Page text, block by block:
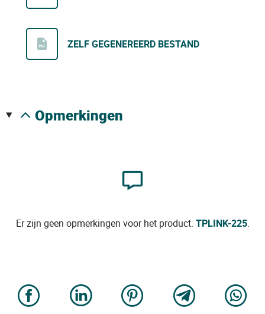
ZELF GEGENEREERD BESTAND
opmerkingen
Er zijn geen opmerkingen voor het product. TPLINK-225.